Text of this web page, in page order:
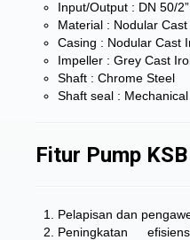
Input/Output : DN 50/
Material : Nodular Cast
Casing : Nodular Cast
Impeller : Grey Cast
Shaft : Chrome Steel
Shaft seal :
Fitur Pump
Pelapisan dan
Peningkatan